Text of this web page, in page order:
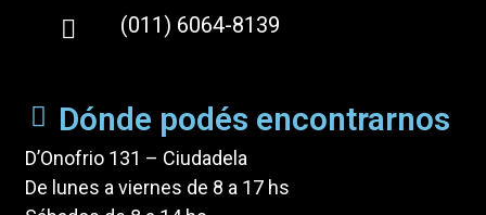
(011) 6064-8139
Dónde podés encontrarnos
D’Onofrio 131 – Ciudadela
De lunes a viernes de 8 a 17 hs